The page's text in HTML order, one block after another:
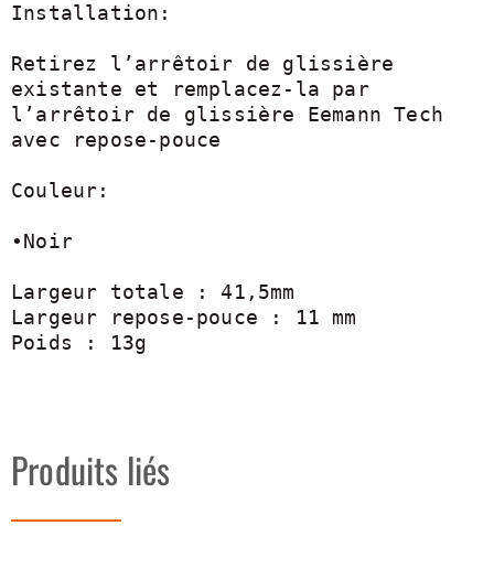
Installation:
Retirez l’arrêtoir de glissière
existante et remplacez-la par
l’arrêtoir de glissière Eemann Tech
avec repose-pouce
Couleur:
•Noir
Largeur totale : 41,5mm
Largeur repose-pouce : 11 mm
Poids : 13g
Produits liés